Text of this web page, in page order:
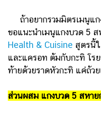
ถ้าอยากรวมมิตรเมนูแก
ขอแนะนำเมนูแกงบวด 5
Health & Cuisine สูตรนี้
และแครอท ต้มกับกะทิ โร
ท้ายด้วยราดหัวกะทิ แค่ถ้ว
ส่วนผสม แกงบวด 5 สหา